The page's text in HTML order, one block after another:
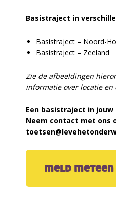
Basistraject in
Basistraject – Noord-
Basistraject – Zeeland
Zie de afbeeldingen
informatie over locatie en
Een basistraject in
Neem contact met ons
meld meteen